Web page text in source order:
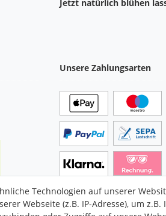
Jetzt natürlich blühen
Unsere Zahlungsarten
Technologien auf unserer
Webseite (z.B. IP-Adresse), um